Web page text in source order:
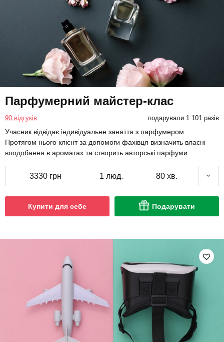
Парфумерний майстер-клас
90 відгуків подарували 1 101 разів
Учасник відвідає індивідуальне заняття з парфумером.
Протягом нього клієнт за допомоги фахівця визначить власні
вподобання в ароматах та створить авторські парфуми.
3330 грн 1 люд. 80 хв.
Купити для себе Подарувати